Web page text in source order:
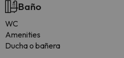
Baño
WC
Amenities
Ducha o bañera